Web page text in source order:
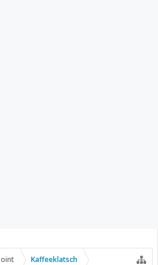
Kaffeeklatsch